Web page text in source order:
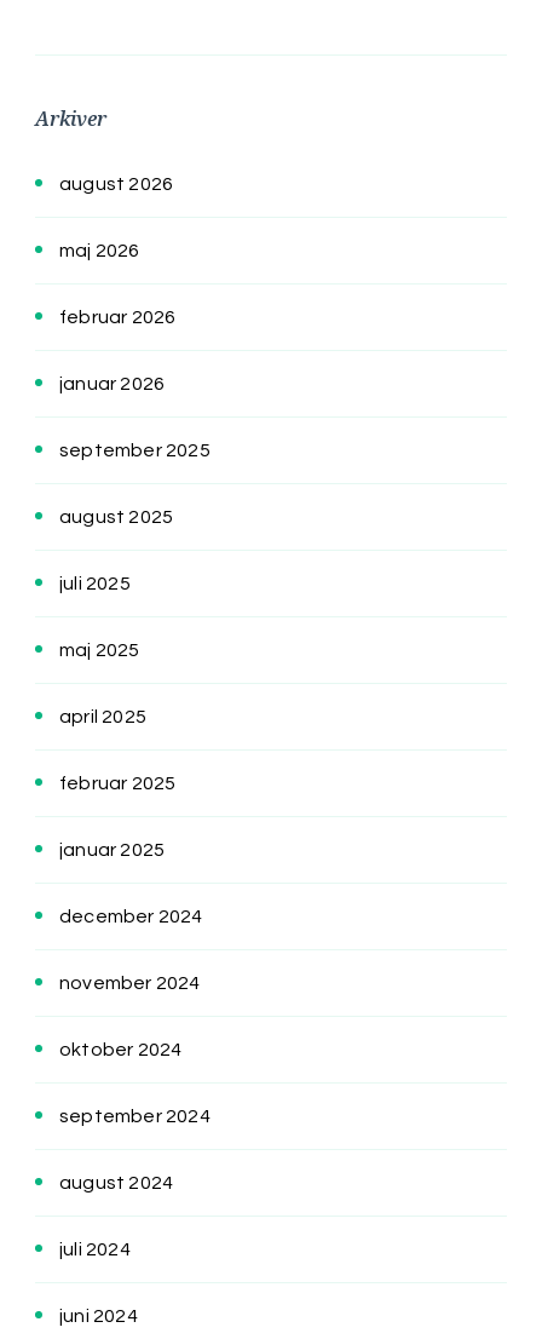
Arkiver
august 2026
maj 2026
februar 2026
januar 2026
september 2025
august 2025
juli 2025
maj 2025
april 2025
februar 2025
januar 2025
december 2024
november 2024
oktober 2024
september 2024
august 2024
juli 2024
juni 2024